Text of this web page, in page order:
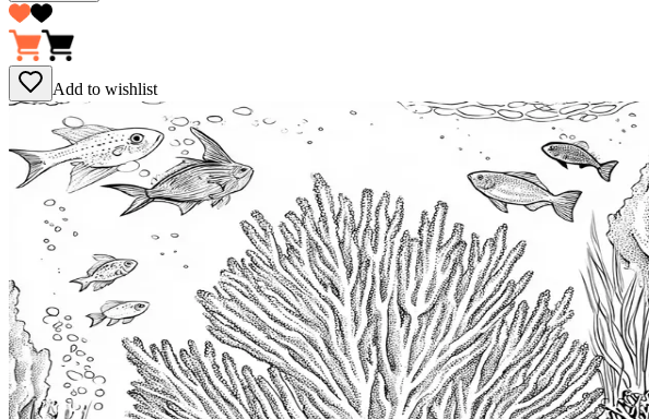
Add to wishlist